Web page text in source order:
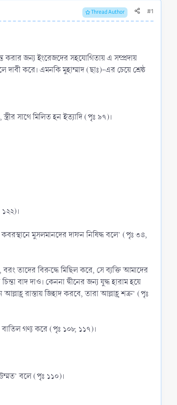
Thread Author #1
করার জন্য ইংরেজদের সহযোগিতায় এ সম্প্রদায়
করে। এমনকি মুহাম্মাদ (ছাঃ)-এর চেয়ে শ্রেষ্ঠ
সাথে মিলিত হন ইত্যাদি (পৃঃ ৯৭)।
মুসলমানদের দাফন নিষিদ্ধ বলে’ (পৃঃ ৩৪,
তাদের বিরুদ্ধে মিছিল করে, সে ব্যক্তি আমাদের
বাদ দাও। কেননা দ্বীনের জন্য যুদ্ধ হারাম হয়ে
রাস্তায় জিহাদ করবে, তারা আল্লাহ্র শত্রু’ (পৃঃ
গণ্য করে (পৃঃ ১০৮, ১১৭)।
বলে (পৃঃ ১১০)।